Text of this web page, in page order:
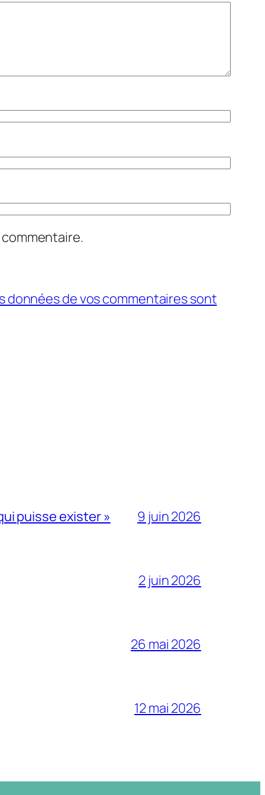
données de vos commentaires sont
puisse exister » 9 juin 2026
2 juin 2026
26 mai 2026
12 mai 2026